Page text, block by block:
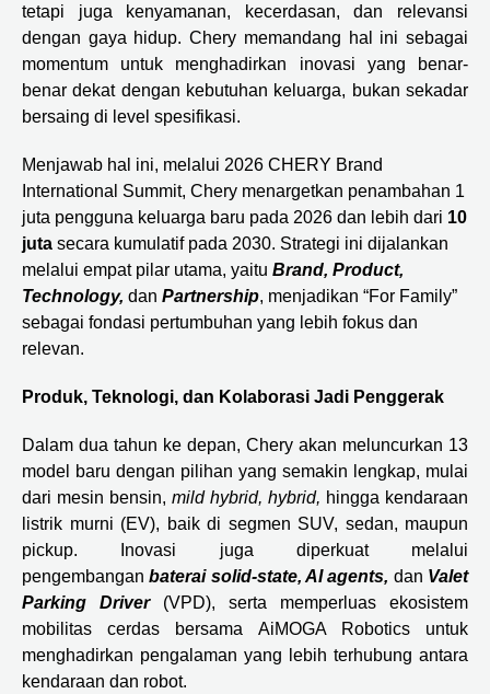
tetapi juga kenyamanan, kecerdasan, dan relevansi
dengan gaya hidup. Chery memandang hal ini sebagai
momentum untuk menghadirkan inovasi yang benar-
benar dekat dengan kebutuhan keluarga, bukan sekadar
bersaing di level spesifikasi.
Menjawab hal ini, melalui 2026 CHERY Brand
International Summit, Chery menargetkan penambahan 1
juta pengguna keluarga baru pada 2026 dan lebih dari 10
juta secara kumulatif pada 2030. Strategi ini dijalankan
melalui empat pilar utama, yaitu Brand, Product,
Technology, dan Partnership, menjadikan “For Family”
sebagai fondasi pertumbuhan yang lebih fokus dan
relevan.
Produk, Teknologi, dan Kolaborasi Jadi Penggerak
Dalam dua tahun ke depan, Chery akan meluncurkan 13
model baru dengan pilihan yang semakin lengkap, mulai
dari mesin bensin, mild hybrid, hybrid, hingga kendaraan
listrik murni (EV), baik di segmen SUV, sedan, maupun
pickup. Inovasi juga diperkuat melalui
pengembanganbaterai solid-state, AI agents, dan Valet
Parking Driver (VPD), serta memperluas ekosistem
mobilitas cerdas bersama AiMOGA Robotics untuk
menghadirkan pengalaman yang lebih terhubung antara
kendaraan dan robot.